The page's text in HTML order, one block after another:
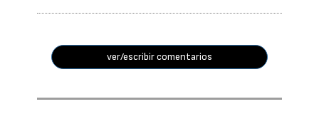
ver/escribir comentarios